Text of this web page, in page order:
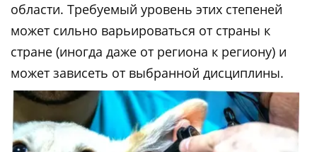
области. Требуемый уровень этих степеней
может сильно варьироваться от страны к
стране (иногда даже от региона к региону) и
может зависеть от выбранной дисциплины.